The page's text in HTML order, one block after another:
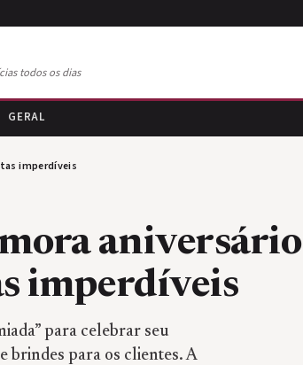
todos os dias
GERAL
imperdíveis
aniversário
imperdíveis
para celebrar seu
brindes para os clientes. A